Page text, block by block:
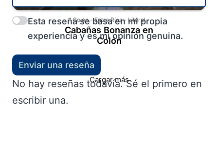
Colón-Entre Ríos- Litoral
Cabañas Bonanza en
Colón
Cargar más
Esta reseña se basa en mi propia
experiencia y es mi opinión genuina.
Enviar una reseña
No hay reseñas todavía. Sé el primero en
escribir una.